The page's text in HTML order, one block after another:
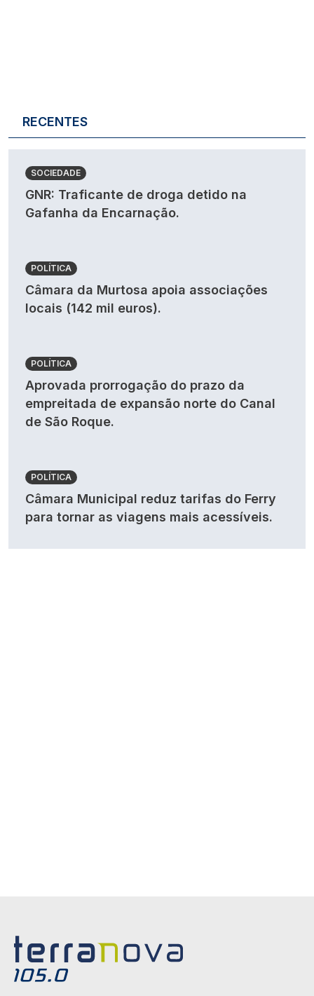
RECENTES
SOCIEDADE
GNR: Traficante de droga detido na
Gafanha da Encarnação.
POLÍTICA
Câmara da Murtosa apoia associações
locais (142 mil euros).
POLÍTICA
Aprovada prorrogação do prazo da
empreitada de expansão norte do Canal
de São Roque.
POLÍTICA
Câmara Municipal reduz tarifas do Ferry
para tornar as viagens mais acessíveis.